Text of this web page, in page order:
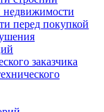
недвижимости
перед покупкой
заказчика